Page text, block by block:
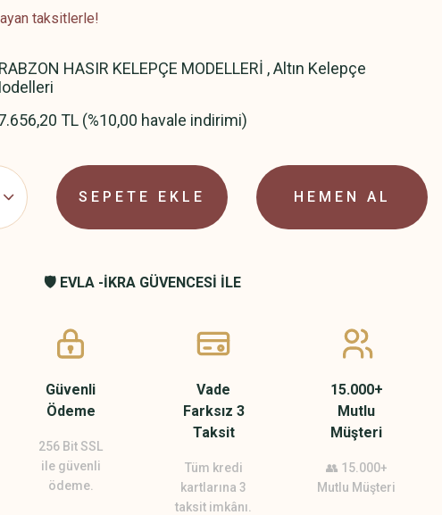
taksitlerle!
HASIR KELEPÇE MODELLERİ ,Altın Kelepçe
TL (%10,00 havale indirimi)
SEPETE EKLE HEMEN AL
🛡️ EVLA -İKRA GÜVENCESİ İLE
Güvenli
Ödeme
256 Bit SSL
ile güvenli
ödeme.
Vade
Farksız 3
Taksit
Tüm kredi
kartlarına 3
taksit imkânı.
15.000+
Mutlu
Müşteri
👥 15.000+
Mutlu Müşteri